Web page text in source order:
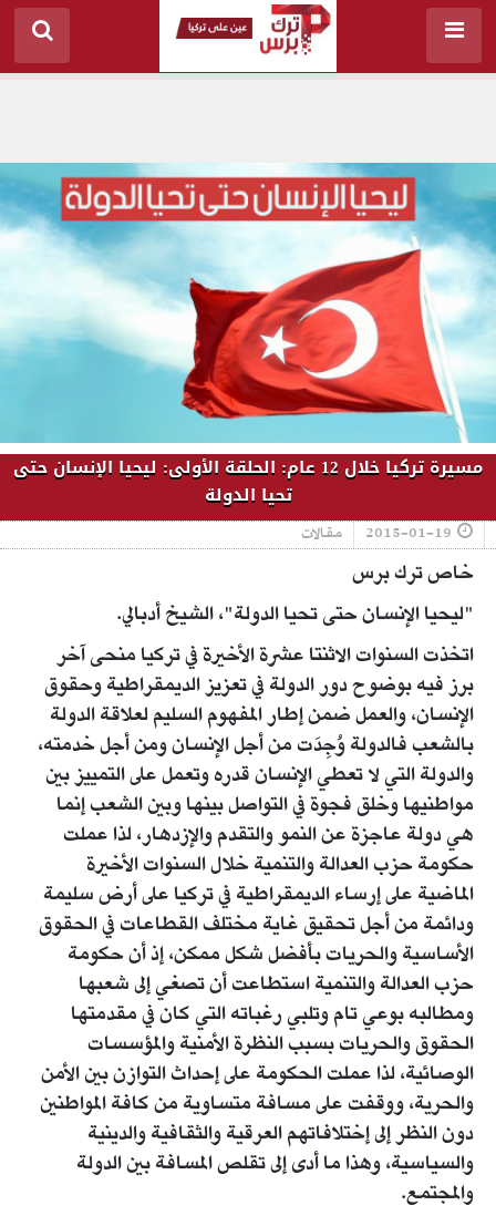
مسيرة تركيا خلال 12 عام: الحلقة الأولى: ليحيا الإنسان حتى
تحيا الدولة
2015-01-19 مقالات
خاص ترك برس
"ليحيا الإنسان حتى تحيا الدولة"، الشيخ أدبالي.
اتخذت السنوات الاثنتا عشرة الأخيرة في تركيا منحى آخر
برز فيه بوضوح دور الدولة في تعزيز الديمقراطية وحقوق
الإنسان، والعمل ضمن إطار المفهوم السليم لعلاقة الدولة
بالشعب فالدولة وُجِدَت من أجل الإنسان ومن أجل خدمته،
والدولة التي لا تعطي الإنسان قدره وتعمل على التمييز بين
مواطنيها وخلق فجوة في التواصل بينها وبين الشعب إنما
هي دولة عاجزة عن النمو والتقدم والإزدهار، لذا عملت
حكومة حزب العدالة والتنمية خلال السنوات الأخيرة
الماضية على إرساء الديمقراطية في تركيا على أرض سليمة
ودائمة من أجل تحقيق غاية مختلف القطاعات في الحقوق
الأساسية والحريات بأفضل شكل ممكن، إذ أن حكومة
حزب العدالة والتنمية استطاعت أن تصغي إلى شعبها
ومطالبه بوعي تام وتلبي رغباته التي كان في مقدمتها
الحقوق والحريات بسبب النظرة الأمنية والمؤسسات
الوصائية، لذا عملت الحكومة على إحداث التوازن بين الأمن
والحرية، ووقفت على مسافة متساوية من كافة المواطنين
دون النظر إلى إختلافاتهم العرقية والثقافية والدينية
والسياسية، وهذا ما أدى إلى تقلص المسافة بين الدولة
والمجتمع.